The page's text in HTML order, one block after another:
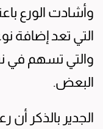
وأشادت الورع
التي تعد إضافة
والتي تسهم في
البعض.
الجدير بالذكر أن